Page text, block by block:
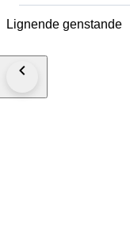
Lignende genstande